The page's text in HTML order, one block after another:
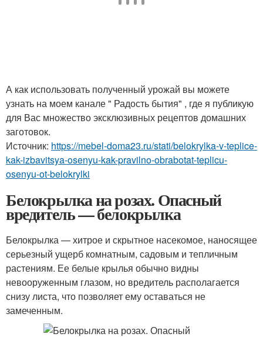
А как использовать полученный урожай вы можете
узнать на моем канале " Радость бытия" , где я публикую
для Вас множество эксклюзивных рецептов домашних
заготовок.
Источник: https://mebel-doma23.ru/stati/belokrylka-v-teplice-
kak-izbavitsya-osenyu-kak-pravilno-obrabotat-teplicu-
osenyu-ot-belokrylki
Белокрылка на розах. Опасный
вредитель — белокрылка
Белокрылка — хитрое и скрытное насекомое, наносящее
серьезный ущерб комнатным, садовым и тепличным
растениям. Ее белые крылья обычно видны
невооруженным глазом, но вредитель располагается
снизу листа, что позволяет ему оставаться не
замеченным.